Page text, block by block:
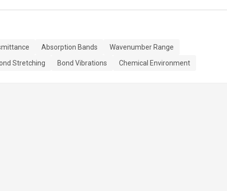
Absorption Bands
Wavenumber Range
Stretching Bond Vibrations Chemical Environment